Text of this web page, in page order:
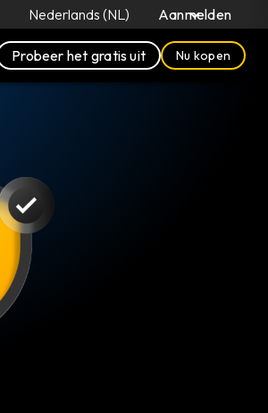
Nederlands (NL) Aanmelden
Probeer het gratis uit Nu kopen